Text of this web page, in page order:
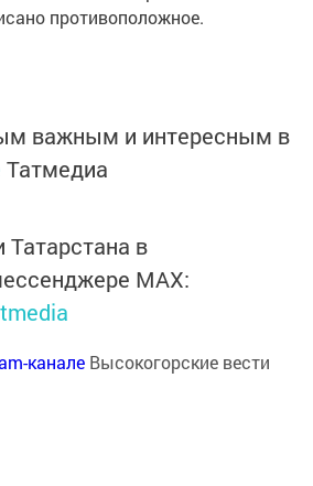
противоположное.
важным и интересным в
Татмедиа
Татарстана в
MАХ:
канале Высокогорские вести